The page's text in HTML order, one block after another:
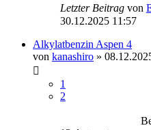
Letzter Beitrag von
30.12.2025 11:57
Alkylatbenzin Aspen 4
von kanashiro »
1
2